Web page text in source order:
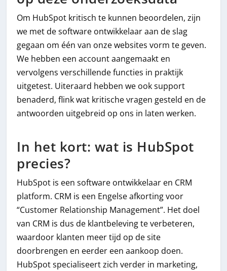
Om HubSpot kritisch te kunnen beoordelen, zijn
we met de software ontwikkelaar aan de slag
gegaan om één van onze websites vorm te geven.
We hebben een account aangemaakt en
vervolgens verschillende functies in praktijk
uitgetest. Uiteraard hebben we ook support
benaderd, flink wat kritische vragen gesteld en de
antwoorden uitgebreid op ons in laten werken.
In het kort: wat is HubSpot
precies?
HubSpot is een software ontwikkelaar en CRM
platform. CRM is een Engelse afkorting voor
“Customer Relationship Management”. Het doel
van CRM is dus de klantbeleving te verbeteren,
waardoor klanten meer tijd op de site
doorbrengen en eerder een aankoop doen.
HubSpot specialiseert zich verder in marketing,